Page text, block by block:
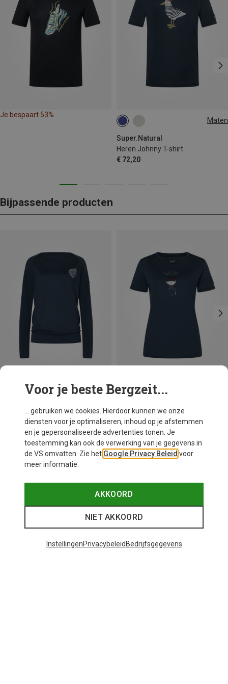
Je bespaart 53%
Maten
Super.Natural
Heren Johnny T-shirt
€ 72,20
S M
Bijpassende producten
Je bespaart 30% Je bespaart 38%
Voor je beste Bergzeit...
... gebruiken we cookies. Hierdoor kunnen we onze
diensten voor je optimaliseren, inhoud op je afstemmen
en je gepersonaliseerde advertenties tonen. Je
toestemming kan ook de verwerking van je gegevens in
de VS omvatten. Zie het Google Privacy Beleid voor
meer informatie.
AKKOORD
NIET AKKOORD
InstellingenPrivacybeleid Bedrijfsgegevens